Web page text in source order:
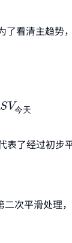
了看清主趋势
SV今天
表了经过初步
次平滑处理，